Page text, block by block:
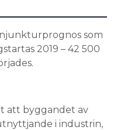
som
2019 – 42 500
att byggandet av
i industrin,